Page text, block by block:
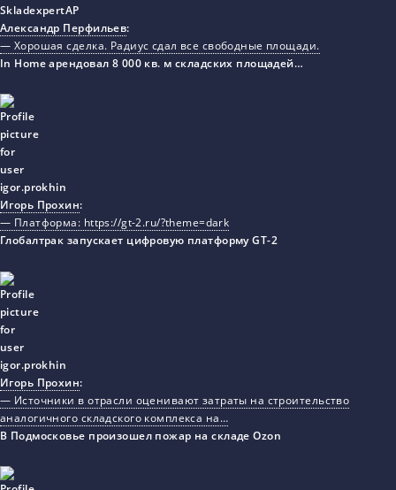
Александр Перфильев:
— Хорошая сделка. Радиус сдал все свободные площади.
In Home арендовал 8 000 кв. м складских площадей…
Игорь Прохин:
— Платформа: https://gt-2.ru/?theme=dark
Глобалтрак запускает цифровую платформу GT-2
Игорь Прохин:
— Источники в отрасли оценивают затраты на строительство
аналогичного складского комплекса на…
В Подмосковье произошел пожар на складе Ozon